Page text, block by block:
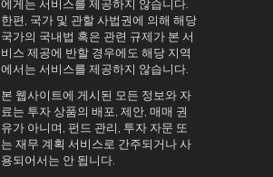
에게는 서비스를 제공하지 않습니다.
한편, 국가 및 관할 사법권에 의해 해당
국가의 국내법 혹은 관련 규제가 본 서
비스 제공에 반할 경우에도 해당 지역
에서는 서비스를 제공하지 않습니다.
본 웹사이트에 게시된 모든 정보와 자
료는 투자 상품의 배포, 제안, 매매 권
유가 아니며, 펀드 관리, 투자 자문 또
는 재무 계획 서비스로 간주되거나 사
용되어서는 안 됩니다.